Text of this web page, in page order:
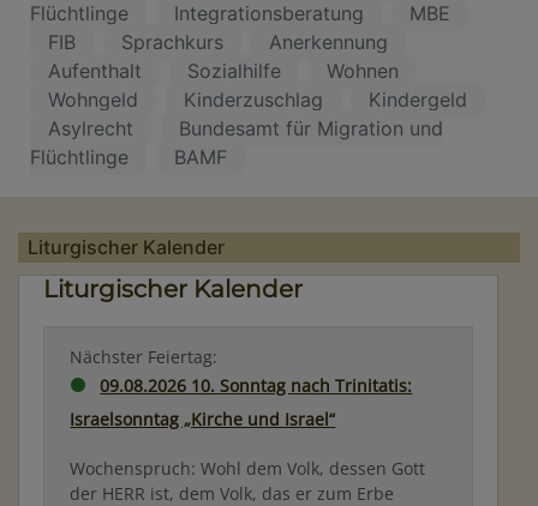
Flüchtlinge
Integrationsberatung
MBE
FIB
Sprachkurs
Anerkennung
Aufenthalt
Sozialhilfe
Wohnen
Wohngeld
Kinderzuschlag
Kindergeld
Asylrecht
Bundesamt für Migration und
Flüchtlinge
BAMF
Liturgischer Kalender
Liturgischer Kalender
Nächster Feiertag:
09.08.2026 10. Sonntag nach Trinitatis:
Israelsonntag „Kirche und Israel“
Wochenspruch: Wohl dem Volk, dessen Gott
der HERR ist, dem Volk, das er zum Erbe